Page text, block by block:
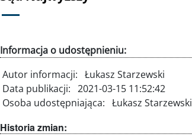
Informacja o udostępnieniu:
Autor informacji: Łukasz Starzewski
Data publikacji: 2021-03-15 11:52:42
Osoba udostępniająca: Łukasz Starzewski
Historia zmian: